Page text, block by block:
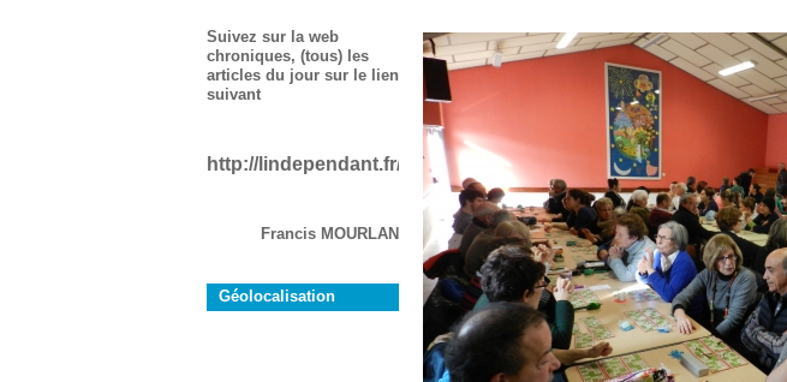
Suivez sur la web
chroniques, (tous) les
articles du jour sur le lien
suivant
http://lindependant.fr/aude/rustiques
Francis MOURLAN
Géolocalisation